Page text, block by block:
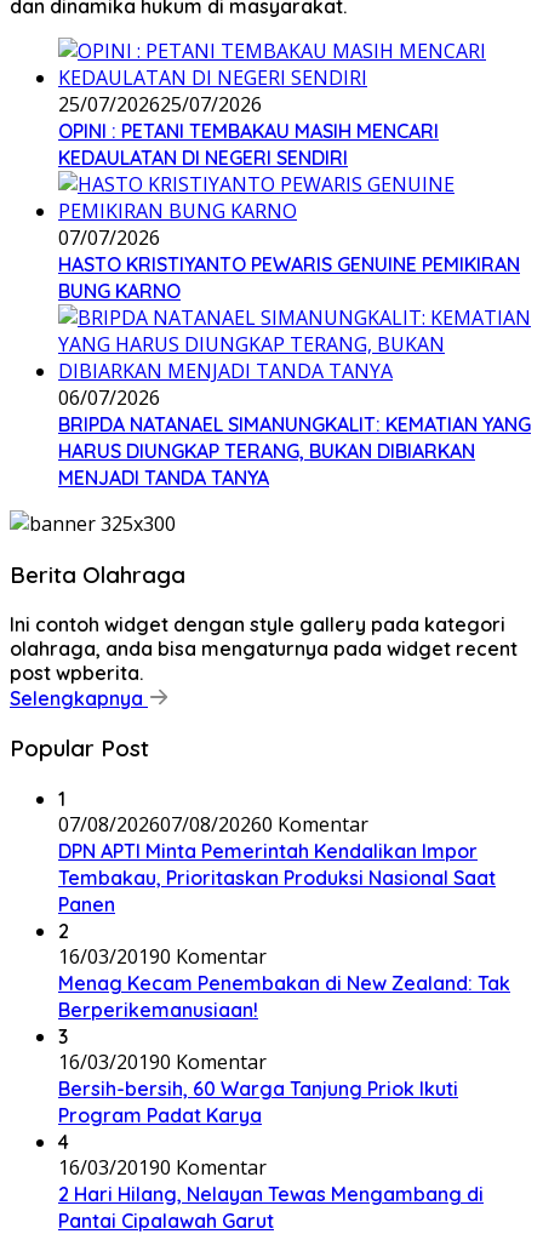
dan dinamika hukum di masyarakat.
25/07/202625/07/2026
OPINI : PETANI TEMBAKAU MASIH MENCARI
KEDAULATAN DI NEGERI SENDIRI
07/07/2026
HASTO KRISTIYANTO PEWARIS GENUINE PEMIKIRAN
BUNG KARNO
06/07/2026
BRIPDA NATANAEL SIMANUNGKALIT: KEMATIAN YANG
HARUS DIUNGKAP TERANG, BUKAN DIBIARKAN
MENJADI TANDA TANYA
Berita Olahraga
Ini contoh widget dengan style gallery pada kategori
olahraga, anda bisa mengaturnya pada widget recent
post wpberita.
Selengkapnya
Popular Post
1
07/08/202607/08/20260 Komentar
DPN APTI Minta Pemerintah Kendalikan Impor
Tembakau, Prioritaskan Produksi Nasional Saat
Panen
2
16/03/20190 Komentar
Menag Kecam Penembakan di New Zealand: Tak
Berperikemanusiaan!
3
16/03/20190 Komentar
Bersih-bersih, 60 Warga Tanjung Priok Ikuti
Program Padat Karya
4
16/03/20190 Komentar
2 Hari Hilang, Nelayan Tewas Mengambang di
Pantai Cipalawah Garut